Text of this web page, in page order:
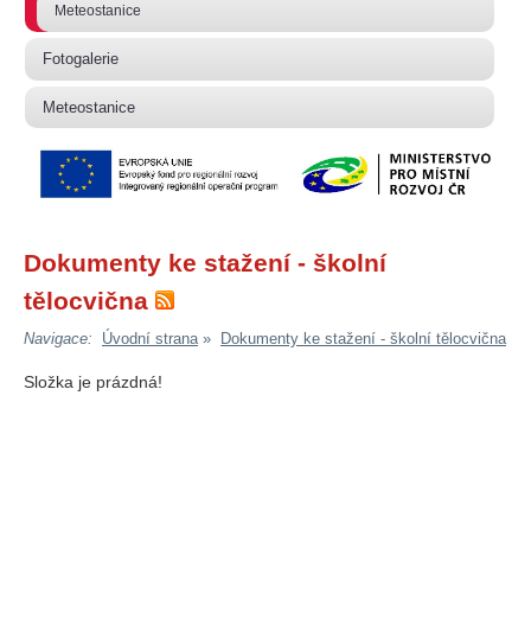
Meteostanice
Fotogalerie
Meteostanice
Dokumenty ke stažení - školní
tělocvična
Navigace: Úvodní strana » Dokumenty ke stažení - školní tělocvična
Složka je prázdná!